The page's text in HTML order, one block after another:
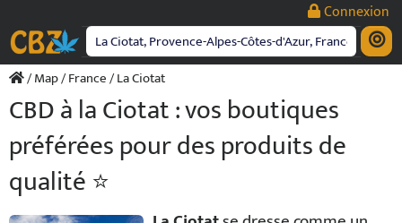
contenu
Connexion
/Map/France/ La Ciotat
CBD à la Ciotat : vos boutiques
préférées pour des produits de
qualité ⭐️